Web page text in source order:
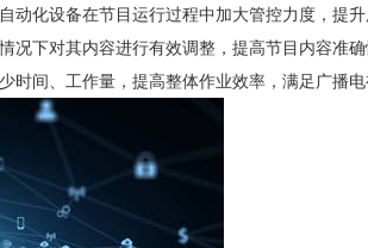
化设备在节目运行过程中加大管控力度，提升
下对其内容进行有效调整，提高节目内容准
间、工作量，提高整体作业效率，满足广播电